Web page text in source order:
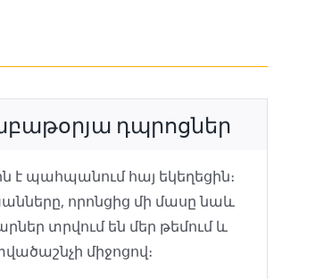
դպրոցներ
է պահպանում հայ եկեղեցին։
որոնցից մի մասը նաև
տրվում են մեր թեմում և
միջոցով։